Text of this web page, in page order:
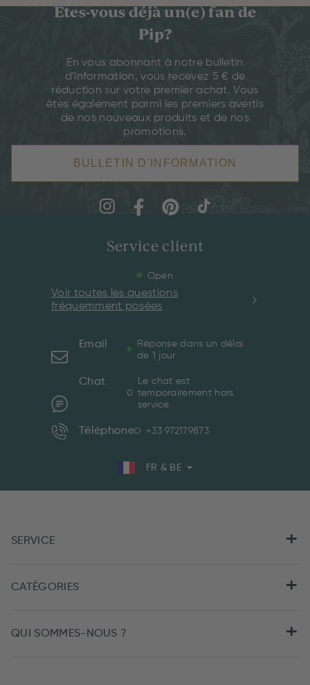
Êtes-vous déjà un(e) fan de
Pip?
En vous abonnant à notre bulletin
d'information, vous recevez 5 € de
réduction sur votre premier achat. Vous
êtes également parmi les premiers avertis
de nos nouveaux produits et de nos
promotions.
BULLETIN D'INFORMATION
Service client
Open
Voir toutes les questions
fréquemment posées
Email
Réponse dans un délai
de 1 jour
Chat
Le chat est
temporairement hors
service
Téléphone +33 972179873
FR & BE
SERVICE
CATÉGORIES
QUI SOMMES-NOUS ?